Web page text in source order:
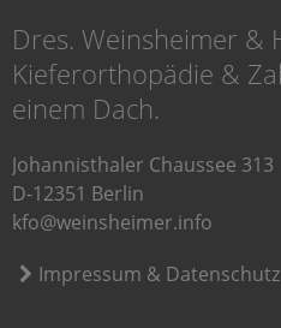
Dres. Weinsheimer &
Kieferorthopädie &
einem Dach.
Johannisthaler Chaussee 313
D-12351 Berlin
kfo@weinsheimer.info
Impressum & Datenschutz